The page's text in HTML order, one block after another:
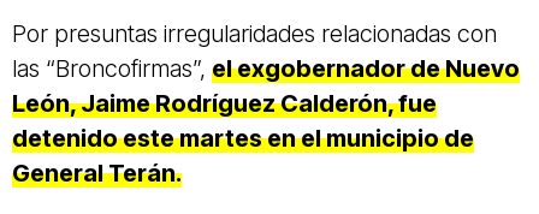
Por presuntas irregularidades relacionadas con
las “Broncofirmas”, el exgobernador de Nuevo
León, Jaime Rodríguez Calderón, fue
detenido este martes en el municipio de
General Terán.